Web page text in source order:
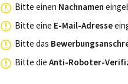
Bitte einen Nachnamen
Bitte eine E-Mail-Adresse
Bitte das
Bitte die Anti-Roboter-